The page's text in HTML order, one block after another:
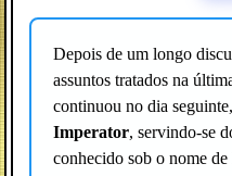
Depois de um longo
assuntos tratados na
continuou no dia
Imperator, servindo-se
conhecido sob o nome de